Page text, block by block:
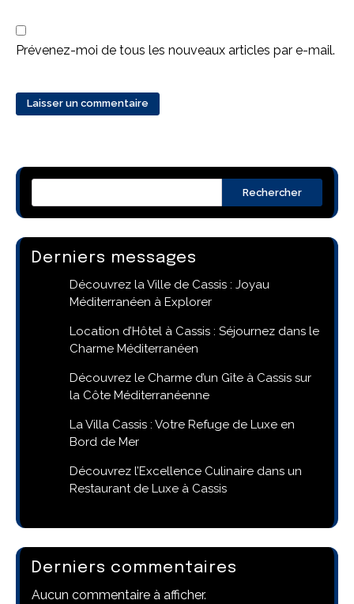
Prévenez-moi de tous les nouveaux articles par e-mail.
Rechercher
Derniers messages
Découvrez la Ville de Cassis : Joyau
Méditerranéen à Explorer
Location d’Hôtel à Cassis : Séjournez dans le
Charme Méditerranéen
Découvrez le Charme d’un Gîte à Cassis sur
la Côte Méditerranéenne
La Villa Cassis : Votre Refuge de Luxe en
Bord de Mer
Découvrez l’Excellence Culinaire dans un
Restaurant de Luxe à Cassis
Derniers commentaires
Aucun commentaire à afficher.